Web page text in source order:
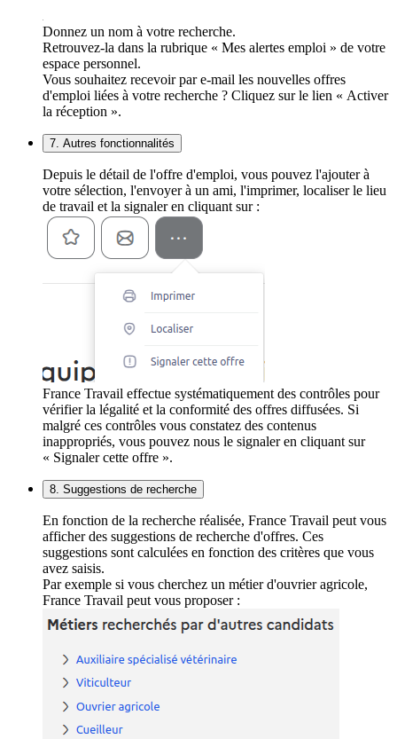
Donnez un nom à votre recherche.
Retrouvez-la dans la rubrique « Mes alertes emploi » de votre
espace personnel.
Vous souhaitez recevoir par e-mail les nouvelles offres
d'emploi liées à votre recherche ? Cliquez sur le lien « Activer
la réception ».
7. Autres fonctionnalités
Depuis le détail de l'offre d'emploi, vous pouvez l'ajouter à
votre sélection, l'envoyer à un ami, l'imprimer, localiser le lieu
de travail et la signaler en cliquant sur :
France Travail effectue systématiquement des contrôles pour
vérifier la légalité et la conformité des offres diffusées. Si
malgré ces contrôles vous constatez des contenus
inappropriés, vous pouvez nous le signaler en cliquant sur
« Signaler cette offre ».
8. Suggestions de recherche
En fonction de la recherche réalisée, France Travail peut vous
afficher des suggestions de recherche d'offres. Ces
suggestions sont calculées en fonction des critères que vous
avez saisis.
Par exemple si vous cherchez un métier d'ouvrier agricole,
France Travail peut vous proposer :